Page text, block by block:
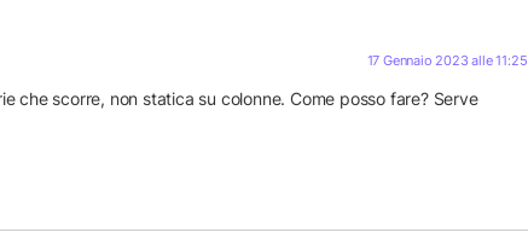
17 Gennaio 2023 alle 11:25
che scorre, non statica su colonne. Come posso fare? Serve